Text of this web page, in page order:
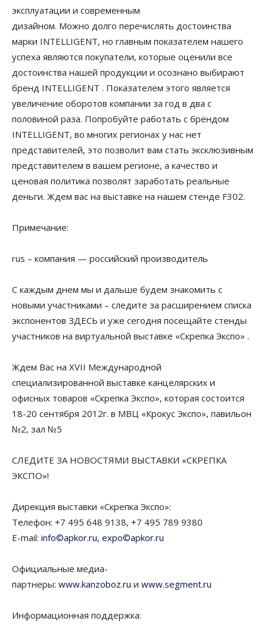
эксплуатации и современным
дизайном. Можно долго перечислять достоинства
марки INTELLIGENT, но главным показателем нашего
успеха являются покупатели, которые оценили все
достоинства нашей продукции и осознано выбирают
бренд INTELLIGENT . Показателем этого является
увеличение оборотов компании за год в два с
половиной раза. Попробуйте работать с брендом
INTELLIGENT, во многих регионах у нас нет
представителей, это позволит вам стать эксклюзивным
представителем в вашем регионе, а качество и
ценовая политика позволят заработать реальные
деньги. Ждем вас на выставке на нашем стенде F302.
Примечание:
rus – компания — российский производитель
С каждым днем мы и дальше будем знакомить с
новыми участниками – следите за расширением списка
экспонентов ЗДЕСЬ и уже сегодня посещайте стенды
участников на виртуальной выставке «Скрепка Экспо» .
Ждем Вас на XVII Международной
специализированной выставке канцелярских и
офисных товаров «Скрепка Экспо», которая состоится
18-20 сентября 2012г. в МВЦ «Крокус Экспо», павильон
№2, зал №5
СЛЕДИТЕ ЗА НОВОСТЯМИ ВЫСТАВКИ «СКРЕПКА
ЭКСПО»!
Дирекция выставки «Скрепка Экспо»:
Телефон: +7 495 648 9138, +7 495 789 9380
E-mail: info©apkor.ru, expo©apkor.ru
Официальные медиа-
партнеры: www.kanzoboz.ru и www.segment.ru
Информационная поддержка: